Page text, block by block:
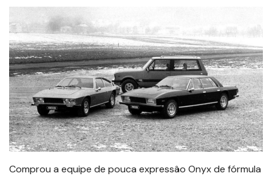
Comprou a equipe de pouca expressâo Onyx de fórmula